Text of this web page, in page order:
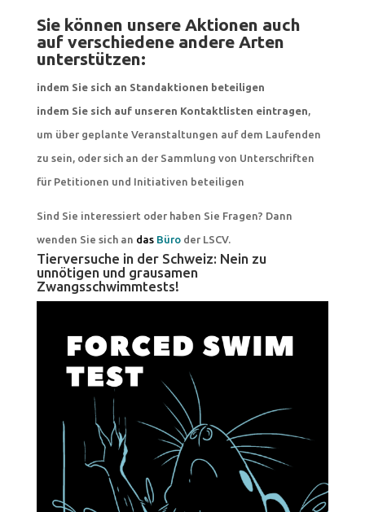
Sie können unsere Aktionen auch
auf verschiedene andere Arten
unterstützen:
indem Sie sich an Standaktionen beteiligen
indem Sie sich auf unseren Kontaktlisten eintragen,
um über geplante Veranstaltungen auf dem Laufenden
zu sein, oder sich an der Sammlung von Unterschriften
für Petitionen und Initiativen beteiligen
Sind Sie interessiert oder haben Sie Fragen? Dann
wenden Sie sich an das Büroder LSCV.
Tierversuche in der Schweiz: Nein zu
unnötigen und grausamen
Zwangsschwimmtests!